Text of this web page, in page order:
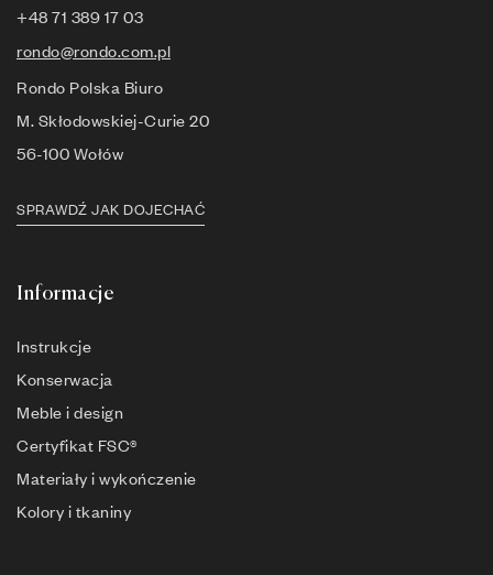
+48 71 389 17 03
rondo@rondo.com.pl
Rondo Polska Biuro
M. Skłodowskiej-Curie 20
56-100 Wołów
SPRAWDŹ JAK DOJECHAĆ
Informacje
Instrukcje
Konserwacja
Meble i design
Certyfikat FSC®
Materiały i wykończenie
Kolory i tkaniny